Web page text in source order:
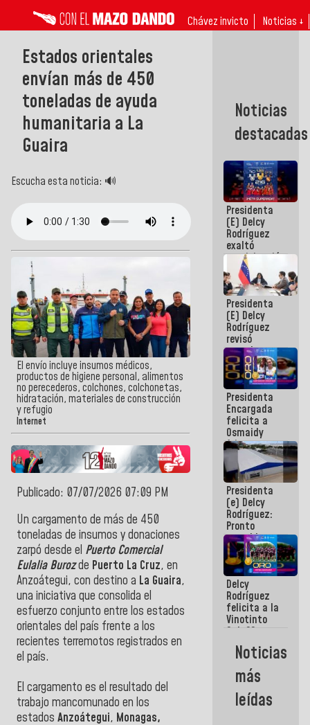
Chávez invicto Noticias ↓
Estados orientales
envían más de 450
toneladas de ayuda
humanitaria a La
Guaira
Escucha esta noticia: 🔊
El envío incluye insumos médicos,
productos de higiene personal, alimentos
no perecederos, colchones, colchonetas,
hidratación, materiales de construcción
y refugio
Internet
Publicado: 07/07/2026 07:09 PM
Un cargamento de más de 450
toneladas de insumos y donaciones
zarpó desde el Puerto Comercial
Eulalia Burozde Puerto La Cruz, en
Anzoátegui, con destino a La Guaira,
una iniciativa que consolida el
esfuerzo conjunto entre los estados
orientales del país frente a los
recientes terremotos registrados en
el país.
El cargamento es el resultado del
trabajo mancomunado en los
estados Anzoátegui, Monagas,
Noticias
destacadas
Presidenta
(E) Delcy
Rodríguez
exaltó
participación
de
Venezuela
en Juegos
Centroamericanos
y del Caribe
2026
Presidenta
(E) Delcy
Rodríguez
revisó
agenda
económica y
ejecución de
fondos de
emergencia
post-sismos
Presidenta
Encargada
felicita a
Osmaidy
Arias y
Giraly
Marcano por
hacer
historia en
los
Centroamericanos
Presidenta
(e) Delcy
Rodríguez:
Pronto
restableceremos
las
operaciones
en el
Aeropuerto
Internacional
de
Maiquetía
Delcy
Rodríguez
felicita a la
Vinotinto
Sub 20
campeona
frente
México Sub
23 en los
Centroamericanos
Noticias
más
leídas